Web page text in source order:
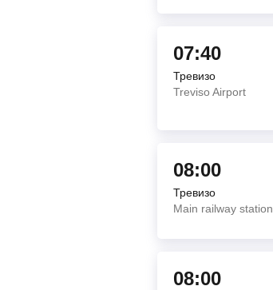
07:40
Тревизо
Treviso Airport
08:00
Тревизо
Main railway station
08:00